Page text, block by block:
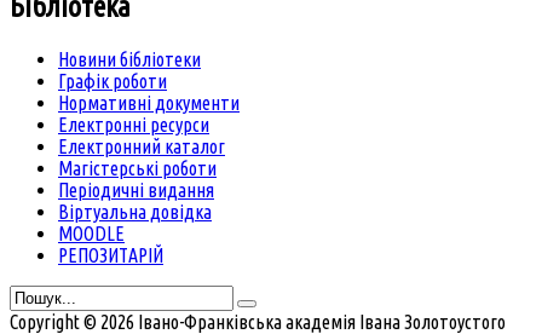
Новини бібліотеки
Графік роботи
Нормативні документи
Електронні ресурси
Електронний каталог
Магістерські роботи
Періодичні видання
Віртуальна довідка
MOODLE
РЕПОЗИТАРІЙ
Copyright © 2026 Івано-Франківська академія Івана Золотоустого